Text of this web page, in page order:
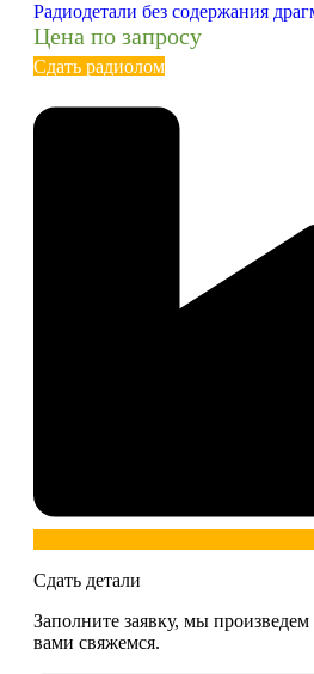
Радиодетали без содержания
Цена по запросу
Сдать радиолом
Сдать детали
Заполните заявку, мы
вами свяжемся.